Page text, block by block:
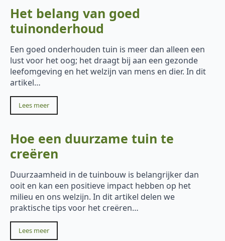
Het belang van goed
tuinonderhoud
Een goed onderhouden tuin is meer dan alleen een
lust voor het oog; het draagt bij aan een gezonde
leefomgeving en het welzijn van mens en dier. In dit
artikel…
Lees meer
Hoe een duurzame tuin te
creëren
Duurzaamheid in de tuinbouw is belangrijker dan
ooit en kan een positieve impact hebben op het
milieu en ons welzijn. In dit artikel delen we
praktische tips voor het creëren…
Lees meer